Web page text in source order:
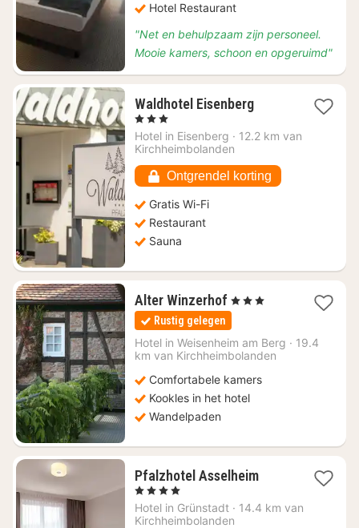
Hotel Restaurant
"Net en behulpzaam zijn personeel.
Mooie kamers, schoon en opgeruimd"
Waldhotel Eisenberg1
vanaf
, 3 Sterren
Hotel in Eisenberg · 12.2 km van
Kirchheimbolanden
Ontgrendel korting
Gratis Wi-Fi
Restaurant
Sauna
Alter Winzerhof 1
nacht
vanaf
€
150
, 3 Sterren
Rustig gelegen
Hotel in Weisenheim am Berg · 19.4
km van Kirchheimbolanden
Comfortabele kamers
Kookles in het hotel
Wandelpaden
Pfalzhotel Asselheim1
vanaf
, 4 Sterren
Hotel in Grünstadt · 14.4 km van
Kirchheimbolanden